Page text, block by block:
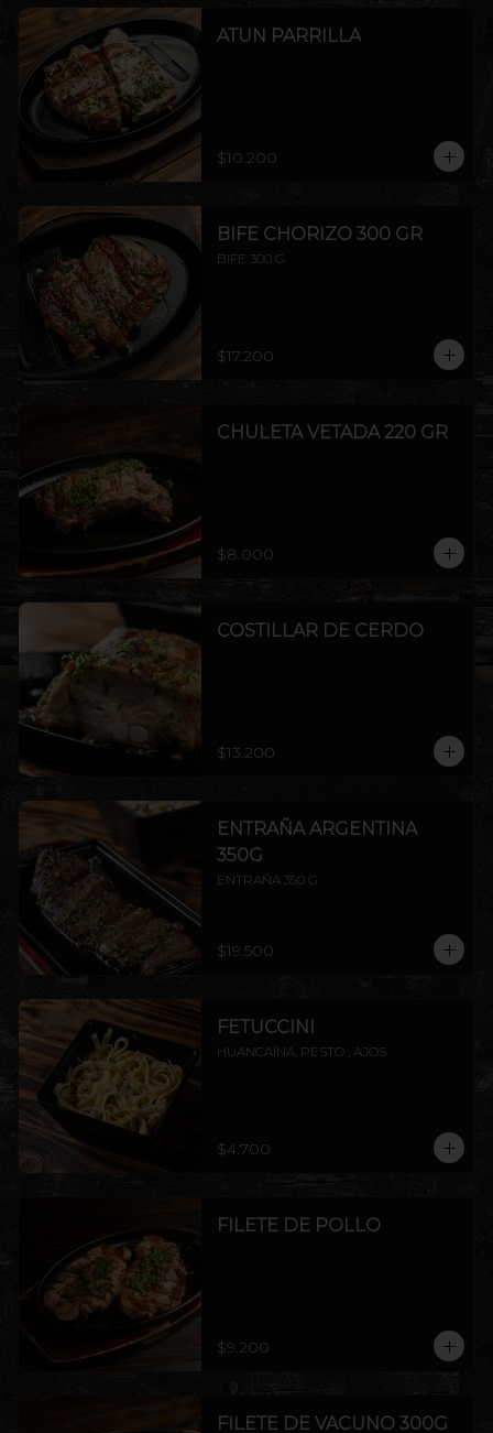
ATUN PARRILLA
$10.200
BIFE CHORIZO 300 GR
BIFE 300 G
$17.200
CHULETA VETADA 220 GR
$8.000
COSTILLAR DE CERDO
$13.200
ENTRAÑA ARGENTINA
350G
ENTRAÑA 350 G
$19.500
FETUCCINI
HUANCAÍNA, PESTO , AJOS
$4.700
FILETE DE POLLO
$9.200
FILETE DE VACUNO 300G